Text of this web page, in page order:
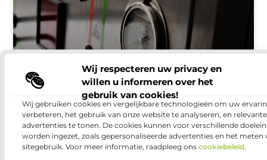
Wij respecteren uw privacy en
willen u informeren over het
gebruik van cookies!
Wij gebruiken cookies en vergelijkbare technologieën om uw
verbeteren, het gebruik van onze website te analyseren, en relevante
advertenties te tonen. De cookies kunnen voor verschillende
worden ingezet, zoals gepersonaliseerde advertenties en het meten
sitegebruik. Voor meer informatie, raadpleeg ons cookiebeleid.
Warmtepomp installeren: duurzaam en
comfortabel wonen
Steeds meer huishoudens denken na over manieren